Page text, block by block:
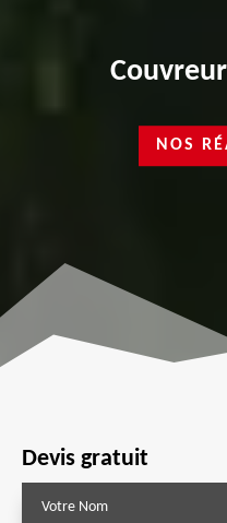
NOS
Devis gratuit